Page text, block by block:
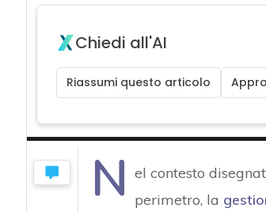
Chiedi all'AI
Riassumi questo articolo
N el contesto
perimetro, la